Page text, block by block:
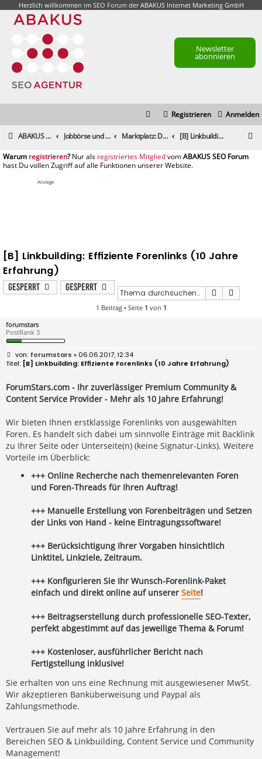
Herzlich willkommen im SEO Forumder ABAKUS Internet Marketing GmbH
Newsletter
abonnieren
Anmelden
Registrieren
ABAKUS Foren-Übersicht Jobbörse und Marktplatz Marktplatz: Dienstleistungen [B] Linkbuilding: Effiziente Forenlinks (10 Jahre Erfahrung)
registrieren registriertes Mitglied
Anzeige
[B] Linkbuilding: Effiziente Forenlinks (10 Jahre
Erfahrung)
Gesperrt Gesperrt Suche
1 Beitrag • Seite 1 von 1
forumstars
PostRank 3
B
e
i
r
a
g
forumstars » 06.06.2017, 12:34
[B] Linkbuilding: Effiziente Forenlinks (10 Jahre Erfahrung)
ForumStars.com - Ihr zuverlässiger Premium Community &
Content Service Provider - Mehr als 10 Jahre Erfahrung!
Wir bieten Ihnen erstklassige Forenlinks von ausgewählten
Foren. Es handelt sich dabei um sinnvolle Einträge mit Backlink
zu Ihrer Seite oder Unterseite(n) (keine Signatur-Links). Weitere
Vorteile im Überblick:
+++ Online Recherche nach themenrelevanten Foren
und Foren-Threads für Ihren Auftrag!
+++ Manuelle Erstellung von Forenbeiträgen und Setzen
der Links von Hand - keine Eintragungssoftware!
+++ Berücksichtigung Ihrer Vorgaben hinsichtlich
Linktitel, Linkziele, Zeitraum.
+++ Konfigurieren Sie Ihr Wunsch-Forenlink-Paket
einfach und direkt online auf unserer Seite!
+++ Beitragserstellung durch professionelle SEO-Texter,
perfekt abgestimmt auf das jeweilige Thema & Forum!
+++ Kostenloser, ausführlicher Bericht nach
Fertigstellung inklusive!
Sie erhalten von uns eine Rechnung mit ausgewiesener MwSt.
Wir akzeptieren Banküberweisung und Paypal als
Zahlungsmethode.
Vertrauen Sie auf mehr als 10 Jahre Erfahrung in den
Bereichen SEO & Linkbuilding, Content Service und Community
Management!